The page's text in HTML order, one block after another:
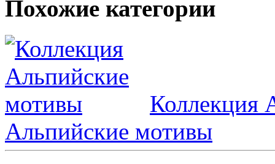
Похожие категории
Коллекция
Альпийские мотивы